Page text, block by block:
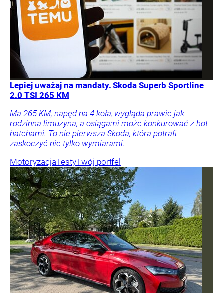
Lepiej uważaj na mandaty. Skoda Superb Sportline
2.0 TSI 265 KM
Ma 265 KM, napęd na 4 koła, wygląda prawie jak
rodzinna limuzyna, a osiągami może konkurować z hot
hatchami. To nie pierwsza Skoda, która potrafi
zaskoczyć nie tylko wymiarami.
MotoryzacjaTestyTwój portfel